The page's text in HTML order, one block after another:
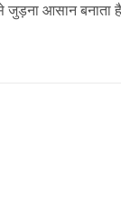
जुड़ना आसान बनाता